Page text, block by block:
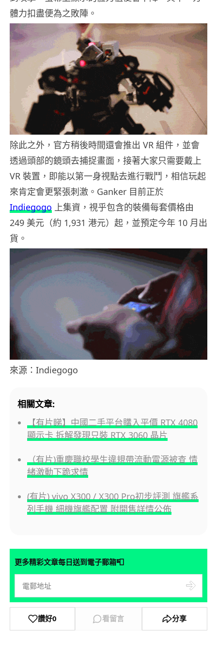
體力扣盡便為之敗陣。
除此之外，官方稍後時間還會推出 VR 組件，並會
透過頭部的鏡頭去捕捉畫面，接著大家只需要戴上
VR 裝置，即能以第一身視點去進行戰鬥，相信玩起
來肯定會更緊張刺激。Ganker 目前正於
Indiegogo 上集資，視乎包含的裝備每套價格由
249 美元（約 1,931 港元）起，並預定今年 10 月出
貨。
來源：Indiegogo
相關文章:
【有片睇】中國二手平台購入平價 RTX 4080
顯示卡 拆解發現只裝 RTX 3060 晶片
（有片)重慶職校學生違規帶流動電源被查 情
緒激動下跪求情
(有片) vivo X300 / X300 Pro初步評測 旗艦系
列手機 細機旗艦配置 附開售詳情公佈
更多精彩文章每日送到電子郵箱📮
讚好0 看留言 分享